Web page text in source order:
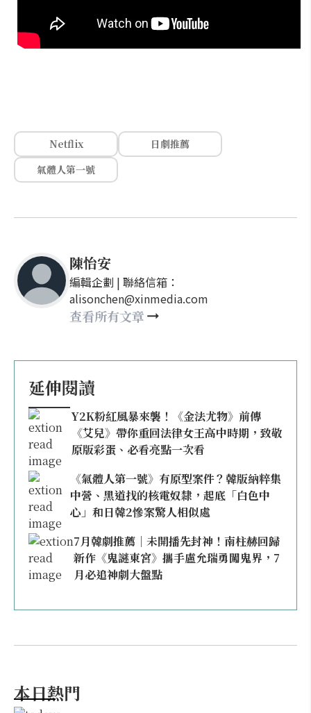
Netflix
日劇推薦
氣體人第一號
陳怡安
編輯企劃 | 聯絡信箱：
alisonchen@xinmedia.com
查看所有文章
延伸閱讀
Y2K粉紅風暴來襲！《金法尤物》前傳
《艾兒》帶你重回法律女王高中時期，致敬
原版彩蛋、必看亮點一次看
《氣體人第一號》有原型案件？韓版納粹集
中營、黑道找的核電奴隸，起底「白色中
心」和日韓2慘案驚人相似處
7月韓劇推薦｜未開播先封神！南柱赫回歸
新作《鬼謎東宮》攜手盧允瑞勇闖鬼界，7
月必追神劇大盤點
本日熱門